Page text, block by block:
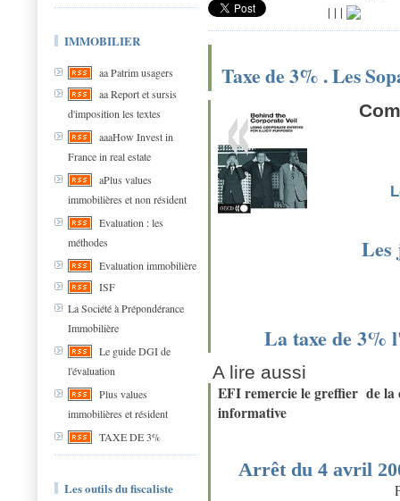
IMMOBILIER
aa Patrim usagers
aa Report et sursis
d'imposition les textes
aaaHow Invest in
France in real estate
aPlus values
immobilières et non résident
Evaluation : les
méthodes
Evaluation immobilière
ISF
La Société à Prépondérance
Immobilière
Le guide DGI de
l'évaluation
Plus values
immobilières et résident
TAXE DE 3%
Les outils du fiscaliste
| | |
Taxe de 3% . Les
Les
La taxe de 3%
A lire aussi
EFI remercie le greffier de la
informative
Arrêt du 4 avril